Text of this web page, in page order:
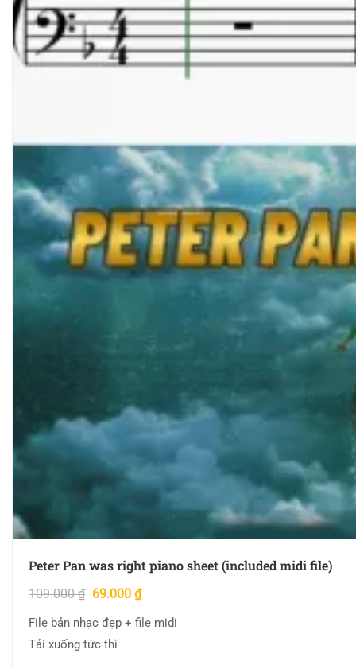
Peter Pan was right piano sheet (included midi file)
109.000₫ 69.000 ₫
File bản nhạc đẹp + file midi
Tải xuống tức thì